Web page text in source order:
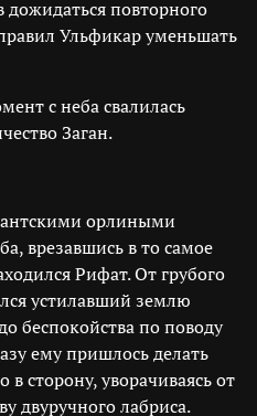
дожидаться повторного
Ульфикар уменьшать
с неба свалилась
Заган.
орлиными
врезавшись в то самое
Рифат. От грубого
устилавший землю
беспокойства по поводу
ему пришлось делать
сторону, уворачиваясь от
двуручного лабриса.